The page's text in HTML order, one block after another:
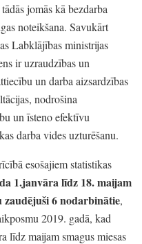
jomās kā bezdarba
noteikšana. Savukārt
Labklājības ministrijas
ir uzraudzības un
un darba aizsardzības
nodrošina
un īsteno efektīvu
darba vides uzturēšanu.
esošajiem statistikas
1.janvāra līdz 18.maijam
zaudējuši 6 nodarbinātie,
2019. gadā, kad
līdz maijam smagus miesas